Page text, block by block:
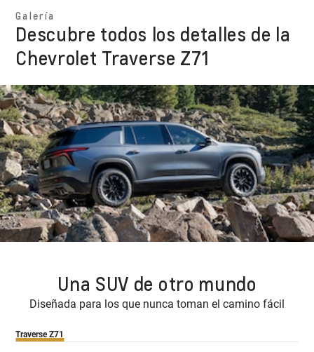
Galería
Descubre todos los detalles de la
Chevrolet Traverse Z71
Una SUV de otro mundo
Diseñada para los que nunca toman el camino fácil
Traverse Z71